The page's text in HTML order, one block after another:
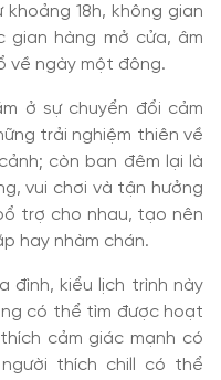
18h, không gian
gian hàng mở cửa, âm
về ngày một đông.
ở sự chuyển đổi cảm
trải nghiệm thiên về
còn ban đêm lại là
vui chơi và tận hưởng
trợ cho nhau, tạo nên
hay nhàm chán.
đình, kiểu lịch trình này
có thể tìm được hoạt
cảm giác mạnh có
thích chill có thể